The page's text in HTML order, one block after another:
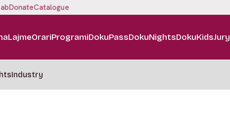
DonateCatalogue
LajmeOrariProgramiDokuPassDokuNightsDokuKidsJury
Industry